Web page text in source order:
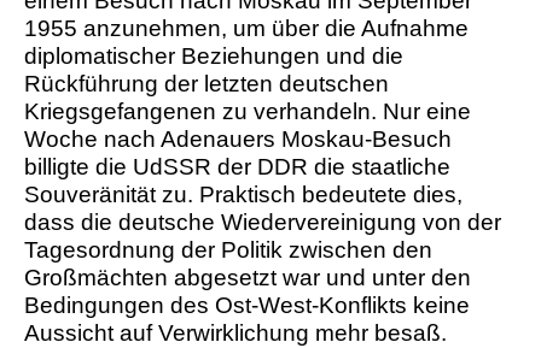
1955 anzunehmen, um über die Aufnahme
diplomatischer Beziehungen und die
Rückführung der letzten deutschen
Kriegsgefangenen zu verhandeln. Nur eine
Woche nach Adenauers Moskau-Besuch
billigte die UdSSR der DDR die staatliche
Souveränität zu. Praktisch bedeutete dies,
dass die deutsche Wiedervereinigung von der
Tagesordnung der Politik zwischen den
Großmächten abgesetzt war und unter den
Bedingungen des Ost-West-Konflikts keine
Aussicht auf Verwirklichung mehr besaß.